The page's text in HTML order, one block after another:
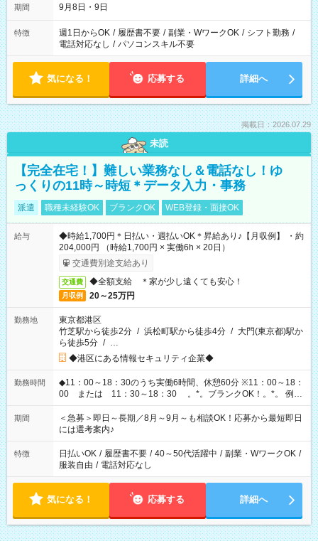
期間 9月8日・9日
特徴 週1日からOK / 履歴書不要 / 副業・WワークOK / シフト勤務 /
電話対応なし / パソコンスキル不要
気になる！ 応募する 詳細へ
掲載日：2026.07.29
未読
【完全在宅！】難しい業務なし＆電話なし！ゆ
っくりの11時～時短＊データ入力・事務
派遣 職種未経験OK ブランクOK WEB登録・面接OK
給与
◆時給1,700円＊日払い・週払いOK＊昇給あり♪【月収例】 ・約
204,000円 （時給1,700円 × 実働6h × 20日）
交通費別途支給あり
交通費 ◆全額支給 ＊家が少し遠くても安心！
月収例 20～25万円
勤務地
東京都港区
竹芝駅から徒歩2分 / 浜松町駅から徒歩4分 / 大門(東京都)駅か
ら徒歩5分 / …
◆港区にある情報セキュリティ企業◆
勤務時間
◆11：00～18：30のうち実働6時間、休憩60分 ※11：00～18：
00 または 11：30～18：30 。*。ブランクOK！。*。 例え
ば前職が、 在宅/財団法人/事務/コールセンター/受付/販売/カフェ
スタッフ スイーツ販売/ホテルフロント/化粧品販売/など 様々な
業界から入社して活躍されています♪
期間
＜急募＞即日～長期／8月～9月～も相談OK！応募から最短即日
には選考案内♪
特徴 日払いOK / 履歴書不要 / 40～50代活躍中 / 副業・WワークOK /
服装自由 / 電話対応なし
気になる！ 応募する 詳細へ